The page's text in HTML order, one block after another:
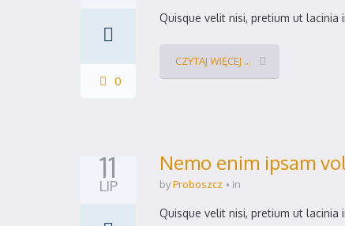
0
Quisque velit nisi, pretium ut
CZYTAJ WIĘCEJ ...
11
LIP
Nemo enim ipsam
byProboszcz in
Quisque velit nisi, pretium ut